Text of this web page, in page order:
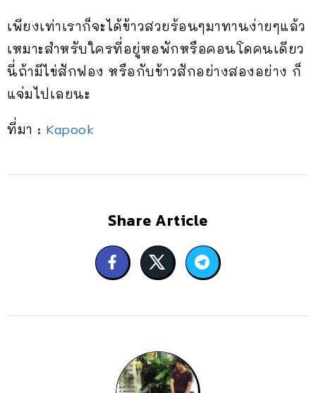
เพียงเท่าเราก็จะได้ข้าวสวยร้อนๆมาทานง่ายๆแล้ว
เหมาะสำหรับใครที่อยู่หอพักหรือคอนโดคนเดียว
นี่ถ้ามีไข่สักฟอง หรือกับข้าวสักอย่างสองอย่าง ก็
แจ่มไปเลยนะ
ที่มา : Kapook
Share Article